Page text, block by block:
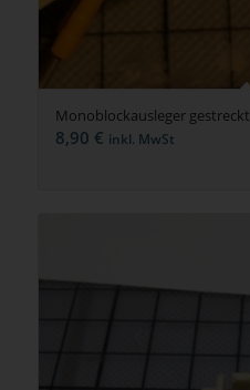
Monoblockausleger gestreckt
8,90 € inkl. MwSt